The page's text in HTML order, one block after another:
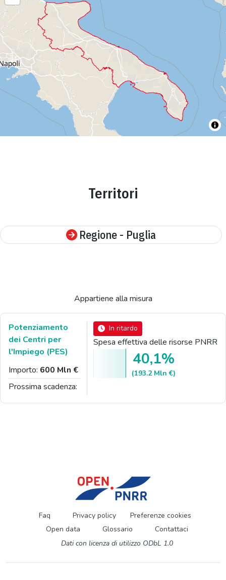
Territori
Regione - Puglia
Appartiene alla misura
Potenziamento
dei Centri per
l'Impiego (PES)
Importo: 600 Mln €
Prossima scadenza:
In ritardo
Spesa effettiva delle risorse PNRR
40,1%
(193.2 Mln €)
Faq Privacy policy
Preferenze cookies
Open data
Glossario
Contattaci
Dati con licenza di utilizzo ODbL 1.0